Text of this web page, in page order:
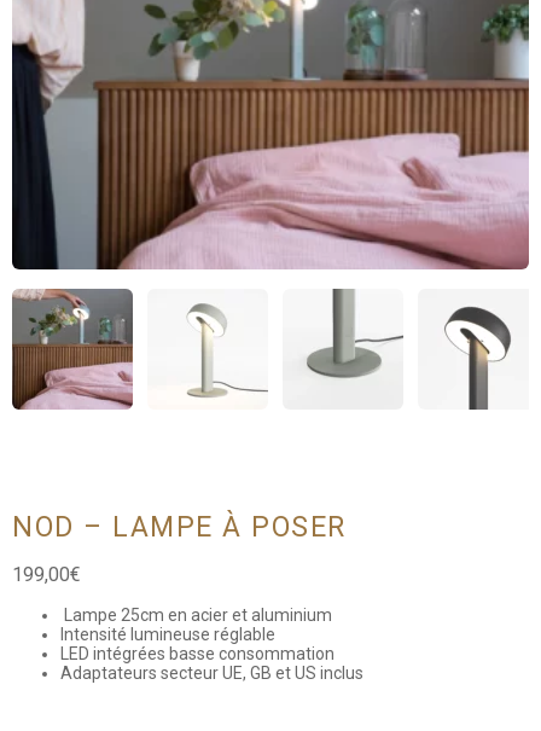
NOD – LAMPE À POSER
199,00€
Lampe 25cm en acier et aluminium
Intensité lumineuse réglable
LED intégrées basse consommation
Adaptateurs secteur UE, GB et US inclus